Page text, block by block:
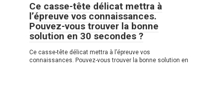
Ce casse-tête délicat mettra à
l’épreuve vos connaissances.
Pouvez-vous trouver la bonne
solution en 30 secondes ?
Ce casse-tête délicat mettra à l’épreuve vos
connaissances. Pouvez-vous trouver la bonne solution en